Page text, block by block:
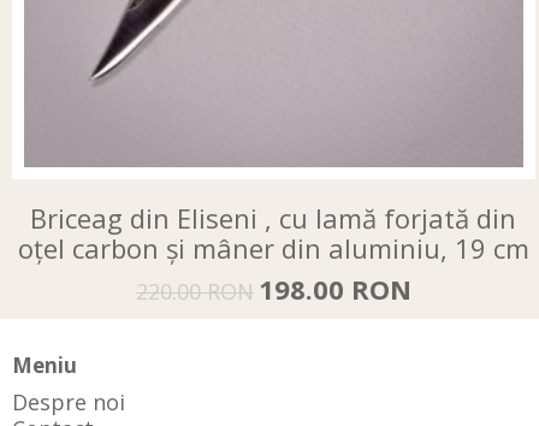
Briceag din Eliseni , cu lamă forjată din
oțel carbon și mâner din aluminiu, 19 cm
220.00 RON 198.00 RON
Meniu
Despre noi